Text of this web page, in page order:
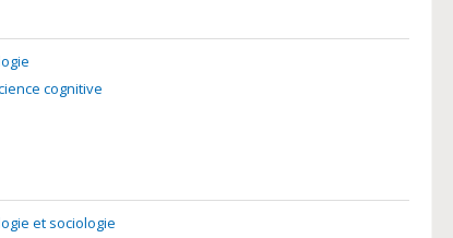
cognitive
et sociologie